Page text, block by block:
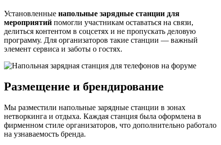
Установленные напольные зарядные станции для
мероприятий помогли участникам оставаться на связи,
делиться контентом в соцсетях и не пропускать деловую
программу. Для организаторов такие станции — важный
элемент сервиса и заботы о гостях.
Размещение и брендирование
Мы разместили напольные зарядные станции в зонах
нетворкинга и отдыха. Каждая станция была оформлена в
фирменном стиле организаторов, что дополнительно работало
на узнаваемость бренда.